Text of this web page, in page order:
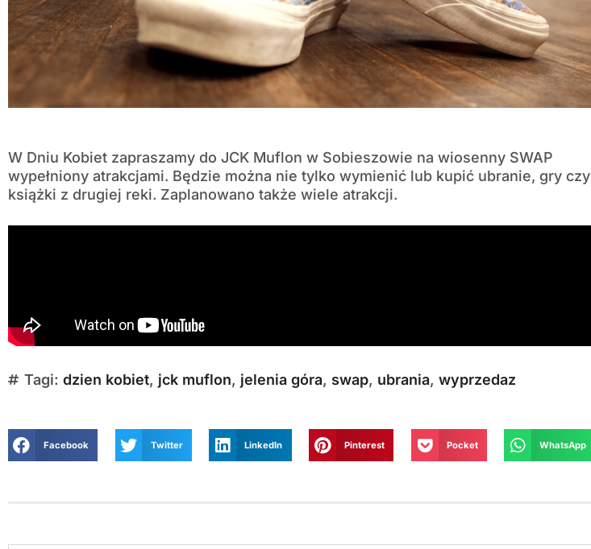
W Dniu Kobiet zapraszamy do JCK Muflon w Sobieszowie na wiosenny SWAP
wypełniony atrakcjami. Będzie można nie tylko wymienić lub kupić ubranie, gry czy
książki z drugiej reki. Zaplanowano także wiele atrakcji.
Tagi: dzien kobiet, jck muflon, jelenia góra, swap, ubrania, wyprzedaz
Facebook Twitter LinkedIn Pinterest Pocket WhatsApp